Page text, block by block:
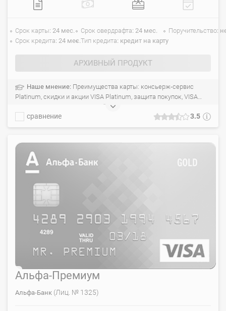
3.5
сравнение
АРХИВНЫЙ ПРОДУКТ
Срок карты 24 мес.
Срок кредита 24 мес.
Срок овердрафта 24 мес.
Тип кредита кредит на карту
Поручительство
Наше мнение: Преимущества карты: консьерж-сервис
Platinum, скидки и акции VISA Platinum, защита покупок, VISA
LUXURY HOTEL, приоритетный сервис Visa в аэропорту «Минск»,
бесплатный imbanking.by, бесплатное посещение бизнес-залов
по программе Lounge Key.
Альфа-Премиум
Альфа-Банк (Лиц. № 1325)